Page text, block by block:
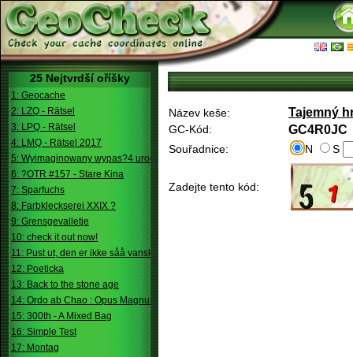
25 Nejtvrdší oříšky
1: Geocache
2: LZQ - Rätsel
3: LPQ - Rätsel
4: LMQ - Rätsel 2017
5: Wyimaginowany wypas?4 urodziny
6: ?OTR #157 - Stare Kina
7: Sparfuchs
8: Farbkleckserei XXIX ?
9: Grensgevalletje
10: check it out now!
11: Pust ut, den er ikke såå vanskelig.
12: Poeticka
13: Back to the stone age
14: Ordo ab Chao : Opus Magnum
15: 300th - A Mixed Bag
16: Simple Test
17: Montag
Název keše: Tajemný
GC-Kód: GC4R0JC
Souřadnice: N S
Zadejte tento kód: